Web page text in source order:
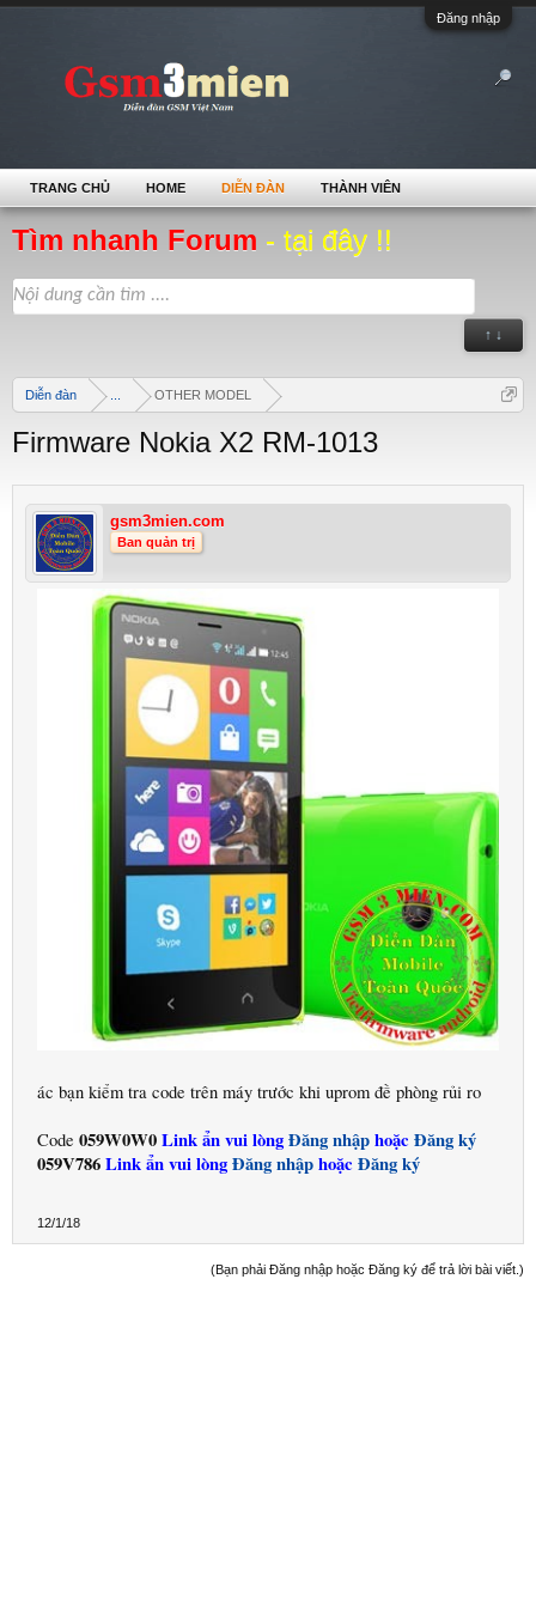
Đăng nhập
Tìm nhanh Forum - tại đây !!
↑ ↓
Diễn đàn OTHER MODEL
Firmware Nokia X2 RM-1013
gsm3mien.com
Ban quản trị
ác bạn kiểm tra code trên máy trước khi uprom đề phòng rủi ro
Code 059W0W0Link ẩn vui lòngĐăng nhậphoặc Đăng ký
059V786Link ẩn vui lòngĐăng nhậphoặc Đăng ký
12/1/18
(Bạn phải Đăng nhập hoặc Đăng ký để trả lời bài viết.)
TRANG CHỦ HOME DIỄN ĐÀN THÀNH VIÊN